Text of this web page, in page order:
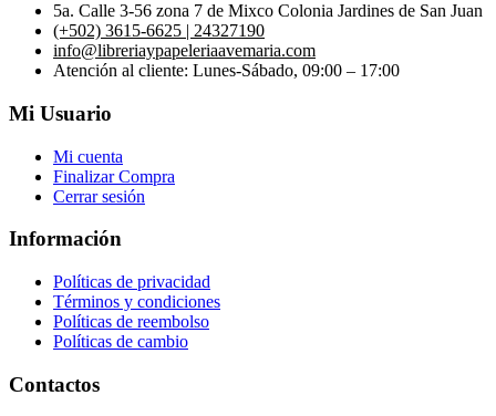
5a. Calle 3-56 zona 7 de Mixco Colonia Jardines de San Juan
(+502) 3615-6625 | 24327190
info@libreriaypapeleriaavemaria.com
Atención al cliente: Lunes-Sábado, 09:00 – 17:00
Mi Usuario
Mi cuenta
Finalizar Compra
Cerrar sesión
Información
Políticas de privacidad
Términos y condiciones
Políticas de reembolso
Políticas de cambio
Contactos